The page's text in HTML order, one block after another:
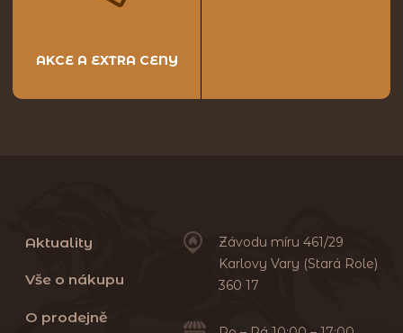
AKCE A EXTRA CENY
Aktuality
Vše o nákupu
O prodejně
Závodu míru 461/29
Karlovy Vary (Stará Role)
360 17